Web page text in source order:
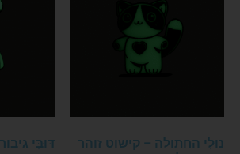
נוּלִי החתולה – קישוט זוהר
דּוּבִּי